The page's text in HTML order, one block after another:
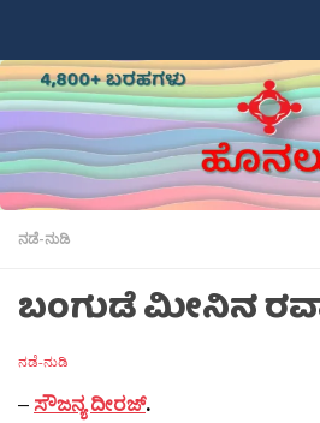
ನಡೆ-ನುಡಿ
ಬಂಗುಡೆ ಮೀನಿನ
ನಡೆ-ನುಡಿ
–ಸೌಜನ್ಯ ದೀರಜ್.